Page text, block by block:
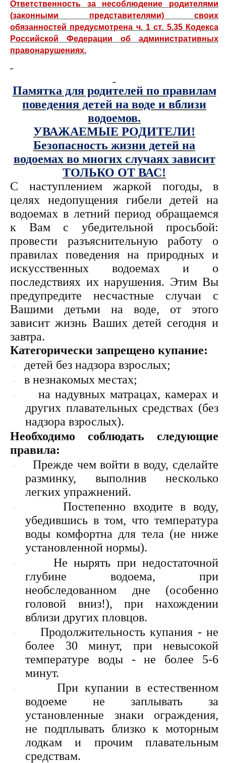
Ответственность за несоблюдение родителями
(законными представителями) своих
обязанностей предусмотрена ч. 1 ст. 5.35 Кодекса
Российской Федерации об административных
правонарушениях.
Памятка для родителей по правилам
поведения детей на воде и вблизи
водоемов.
УВАЖАЕМЫЕ РОДИТЕЛИ!
Безопасность жизни детей на
водоемах во многих случаях зависит
ТОЛЬКО ОТ ВАС!
С наступлением жаркой погоды, в
целях недопущения гибели детей на
водоемах в летний период обращаемся
к Вам с убедительной просьбой:
провести разъяснительную работу о
правилах поведения на природных и
искусственных водоемах и о
последствиях их нарушения. Этим Вы
предупредите несчастные случаи с
Вашими детьми на воде, от этого
зависит жизнь Ваших детей сегодня и
завтра.
Категорически запрещено купание:
· детей без надзора взрослых;
· в незнакомых местах;
·
на надувных матрацах, камерах и
других плавательных средствах (без
надзора взрослых).
Необходимо соблюдать следующие
правила:
·
Прежде чем войти в воду, сделайте
разминку, выполнив несколько
легких упражнений.
·
Постепенно входите в воду,
убедившись в том, что температура
воды комфортна для тела (не ниже
установленной нормы).
·
Не нырять при недостаточной
глубине водоема, при
необследованном дне (особенно
головой вниз!), при нахождении
вблизи других пловцов.
·
Продолжительность купания - не
более 30 минут, при невысокой
температуре воды - не более 5-6
минут.
·
При купании в естественном
водоеме не заплывать за
установленные знаки ограждения,
не подплывать близко к моторным
лодкам и прочим плавательным
средствам.